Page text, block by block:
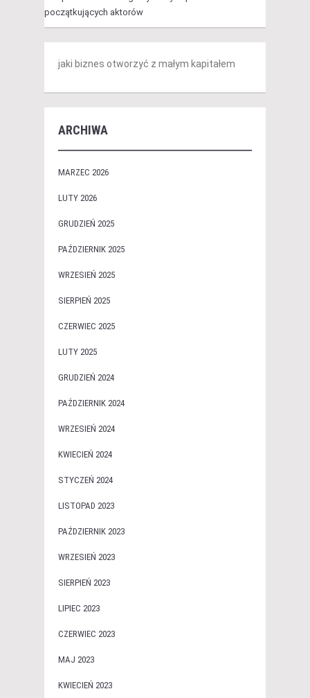
początkujących aktorów
jaki biznes otworzyć z małym kapitałem
ARCHIWA
MARZEC 2026
LUTY 2026
GRUDZIEŃ 2025
PAŹDZIERNIK 2025
WRZESIEŃ 2025
SIERPIEŃ 2025
CZERWIEC 2025
LUTY 2025
GRUDZIEŃ 2024
PAŹDZIERNIK 2024
WRZESIEŃ 2024
KWIECIEŃ 2024
STYCZEŃ 2024
LISTOPAD 2023
PAŹDZIERNIK 2023
WRZESIEŃ 2023
SIERPIEŃ 2023
LIPIEC 2023
CZERWIEC 2023
MAJ 2023
KWIECIEŃ 2023